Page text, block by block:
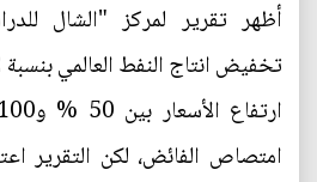
أظهر تقرير لمركز "الشال
امتصاص الفائض، لكن التقرير